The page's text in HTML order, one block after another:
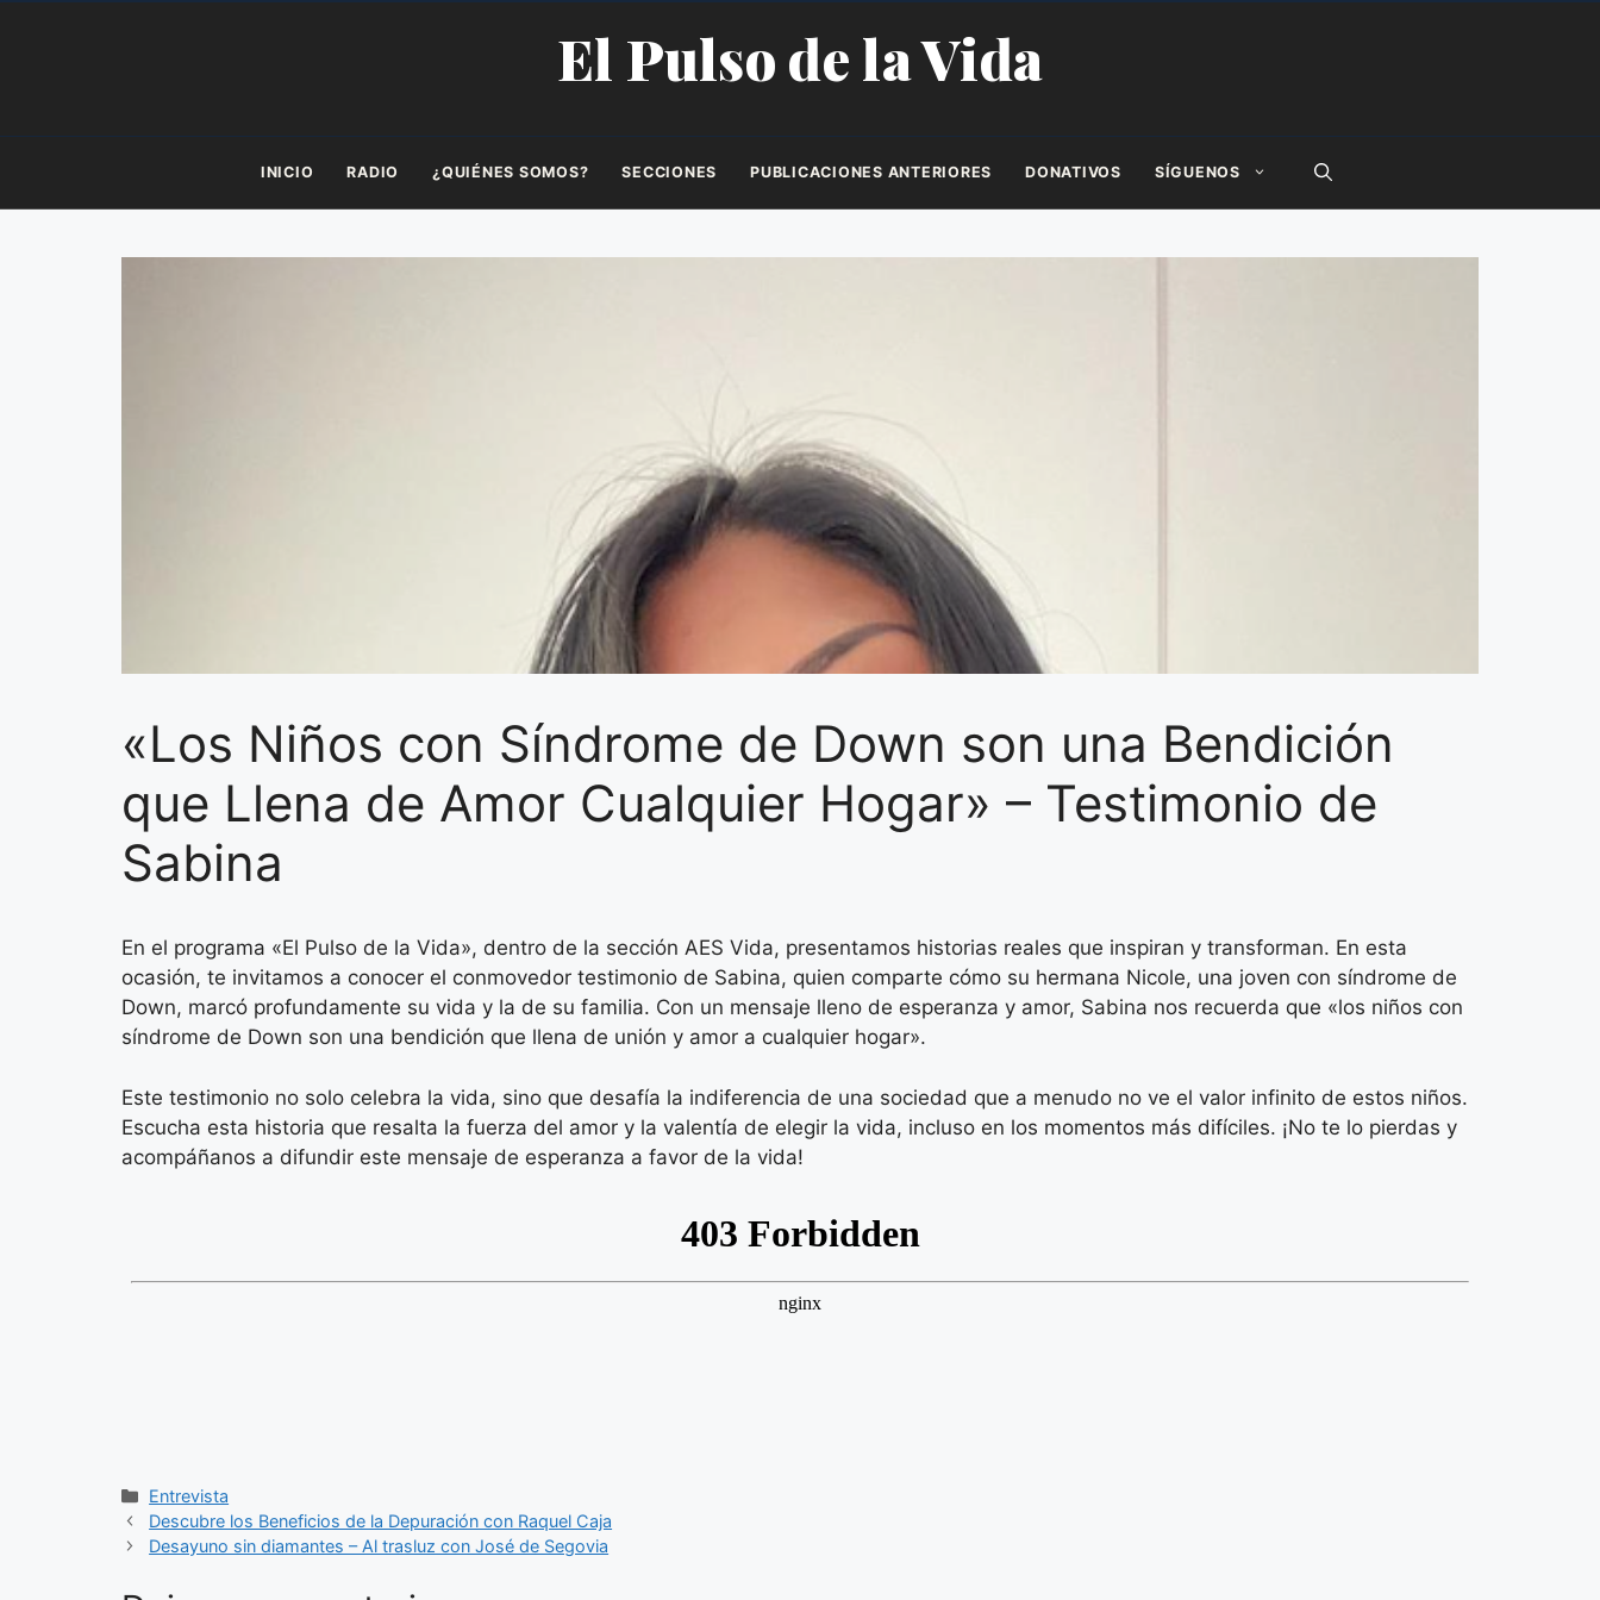
El Pulso de la Vida
INICIO RADIO ¿QUIÉNES SOMOS? SECCIONES PUBLICACIONES ANTERIORES DONATIVOS SÍGUENOS
«Los Niños con Síndrome de Down son una Bendición
que Llena de Amor Cualquier Hogar» – Testimonio de
Sabina
En el programa «El Pulso de la Vida», dentro de la sección AES Vida, presentamos historias reales que inspiran y transforman. En esta
ocasión, te invitamos a conocer el conmovedor testimonio de Sabina, quien comparte cómo su hermana Nicole, una joven con síndrome de
Down, marcó profundamente su vida y la de su familia. Con un mensaje lleno de esperanza y amor, Sabina nos recuerda que «los niños con
síndrome de Down son una bendición que llena de unión y amor a cualquier hogar».
Este testimonio no solo celebra la vida, sino que desafía la indiferencia de una sociedad que a menudo no ve el valor infinito de estos niños.
Escucha esta historia que resalta la fuerza del amor y la valentía de elegir la vida, incluso en los momentos más difíciles. ¡No te lo pierdas y
acompáñanos a difundir este mensaje de esperanza a favor de la vida!
Categorías
Entrevista
Descubre los Beneficios de la Depuración con Raquel Caja
Desayuno sin diamantes – Al trasluz con José de Segovia